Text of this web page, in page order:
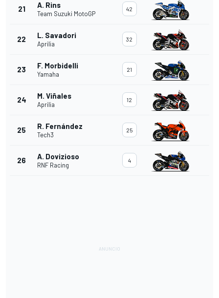
21 A. Rins
Team Suzuki MotoGP
42
22 L. Savadori
Aprilia
32
23 F. Morbidelli
Yamaha
21
24 M. Viñales
Aprilia
12
25 R. Fernández
Tech3
25
26 A. Dovizioso
RNF Racing
4